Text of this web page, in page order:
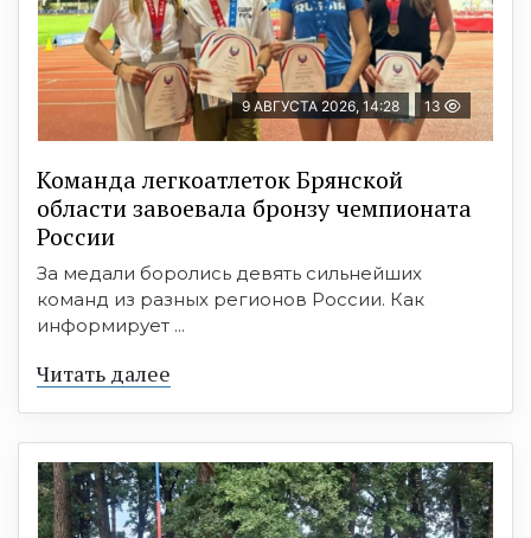
9 АВГУСТА 2026, 14:28 13
Команда легкоатлеток Брянской
области завоевала бронзу чемпионата
России
За медали боролись девять сильнейших
команд из разных регионов России. Как
информирует ...
Читать далее